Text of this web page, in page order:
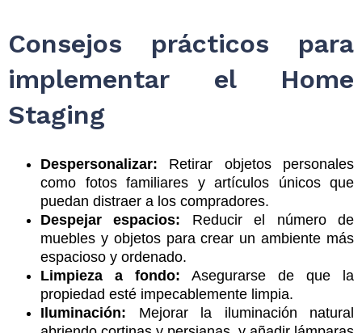
Consejos prácticos para
implementar el Home
Staging
Despersonalizar: Retirar objetos personales
como fotos familiares y artículos únicos que
puedan distraer a los compradores.
Despejar espacios: Reducir el número de
muebles y objetos para crear un ambiente más
espacioso y ordenado.
Limpieza a fondo: Asegurarse de que la
propiedad esté impecablemente limpia.
Iluminación: Mejorar la iluminación natural